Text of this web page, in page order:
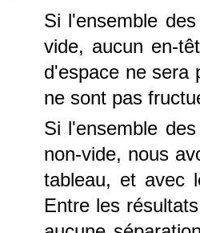
Si l'ensemble
vide, aucun en-
d'espace ne sera
ne sont pas
Si l'ensemble
non-vide, nous
tableau, et avec
Entre les